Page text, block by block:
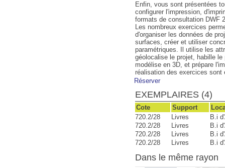
Enfin, vous sont présentées
configurer l'impression,
formats de consultation DWF
Les nombreux exercices
d'organiser les données de
surfaces, créer et utiliser
paramétriques. Il utilise les
géolocalise le projet, habille
modélise en 3D, et prépare
réalisation des exercices sont
Réserver
EXEMPLAIRES (4)
Cote Support
720.2/28
Livres
B.i
720.2/28
Livres
B.i
720.2/28
Livres
B.i
720.2/28
Livres B.i
Dans le même rayon